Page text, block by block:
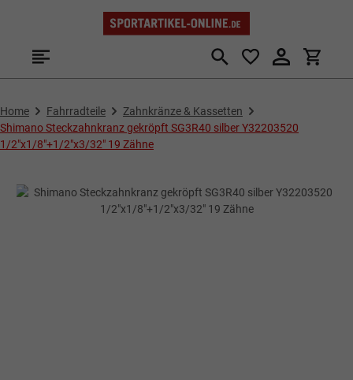
Zum Hauptinhalt springen
Home Fahrradteile
Zahnkränze & Kassetten
Shimano Steckzahnkranz gekröpft SG3R40 silber Y32203520
1/2"x1/8"+1/2"x3/32" 19 Zähne